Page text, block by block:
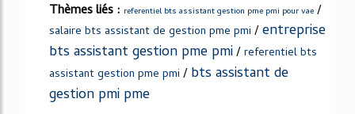
Thèmes liés : referentiel bts assistant gestion pme pmi pour vae /
salaire bts assistant de gestion pme pmi /entreprise
bts assistant gestion pme pmi/referentiel bts
assistant gestion pme pmi /bts assistant de
gestion pmi pme